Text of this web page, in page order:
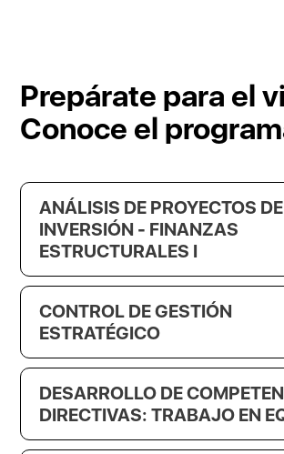
Prepárate para el
Conoce el
ANÁLISIS DE PROYECTOS DE
INVERSIÓN - FINANZAS
ESTRUCTURALES I
CONTROL DE GESTIÓN
ESTRATÉGICO
DESARROLLO DE
DIRECTIVAS: TRABAJO EN